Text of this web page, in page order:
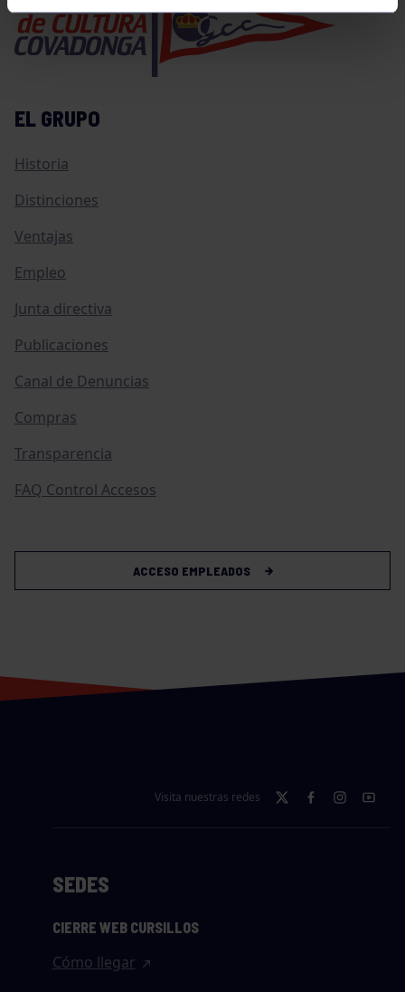
EL GRUPO
Historia
Distinciones
Ventajas
Empleo
Junta directiva
Publicaciones
Canal de Denuncias
Compras
Transparencia
FAQ Control Accesos
ACCESO EMPLEADOS
Visita nuestras redes
SEDES
CIERRE WEB CURSILLOS
Cómo llegar